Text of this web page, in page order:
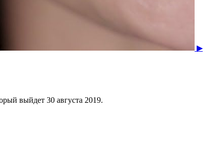
▶
выйдет 30 августа 2019.